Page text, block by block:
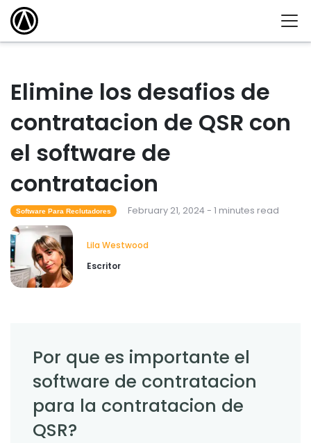
Elimine los desafios de
contratacion de QSR con
el software de
contratacion
Software Para Reclutadores February 21, 2024 - 1 minutes read
Lila Westwood
Escritor
Por que es importante el
software de contratacion
para la contratacion de
QSR?